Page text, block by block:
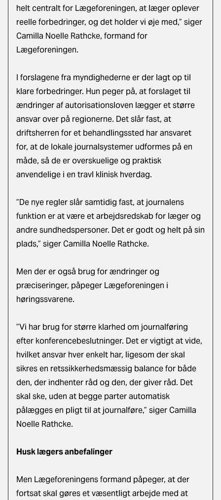
helt centralt for Lægeforeningen, at læger oplever
reelle forbedringer, og det holder vi øje med,” siger
Camilla Noelle Rathcke, formand for
Lægeforeningen.
I forslagene fra myndighederne er der lagt op til
klare forbedringer. Hun peger på, at forslaget til
ændringer af autorisationsloven lægger et større
ansvar over på regionerne. Det slår fast, at
driftsherren for et behandlingssted har ansvaret
for, at de lokale journalsystemer udformes på en
måde, så de er overskuelige og praktisk
anvendelige i en travl klinisk hverdag.
”De nye regler slår samtidig fast, at journalens
funktion er at være et arbejdsredskab for læger og
andre sundhedspersoner. Det er godt og helt på sin
plads,” siger Camilla Noelle Rathcke.
Men der er også brug for ændringer og
præciseringer, påpeger Lægeforeningen i
høringssvarene.
”Vi har brug for større klarhed om journalføring
efter konferencebeslutninger. Det er vigtigt at vide,
hvilket ansvar hver enkelt har, ligesom der skal
sikres en retssikkerhedsmæssig balance for både
den, der indhenter råd og den, der giver råd. Det
skal ske, uden at begge parter automatisk
pålægges en pligt til at journalføre,” siger Camilla
Noelle Rathcke.
Husk lægers anbefalinger
Men Lægeforeningens formand påpeger, at der
fortsat skal gøres et væsentligt arbejde med at